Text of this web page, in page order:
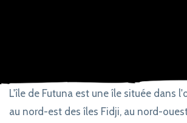
L'île de Futuna est une île située dans
au nord-est des îles Fidji, au nord-